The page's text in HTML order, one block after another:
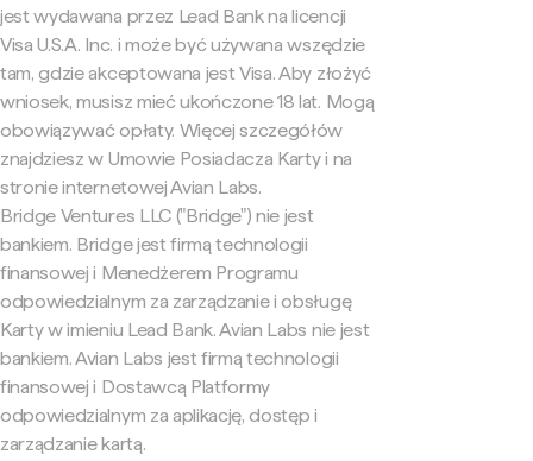
jest wydawana przez Lead Bank na licencji
Visa U.S.A. Inc. i może być używana wszędzie
tam, gdzie akceptowana jest Visa. Aby złożyć
wniosek, musisz mieć ukończone 18 lat. Mogą
obowiązywać opłaty. Więcej szczegółów
znajdziesz w Umowie Posiadacza Karty i na
stronie internetowej Avian Labs.
Bridge Ventures LLC ("Bridge") nie jest
bankiem. Bridge jest firmą technologii
finansowej i Menedżerem Programu
odpowiedzialnym za zarządzanie i obsługę
Karty w imieniu Lead Bank. Avian Labs nie jest
bankiem. Avian Labs jest firmą technologii
finansowej i Dostawcą Platformy
odpowiedzialnym za aplikację, dostęp i
zarządzanie kartą.